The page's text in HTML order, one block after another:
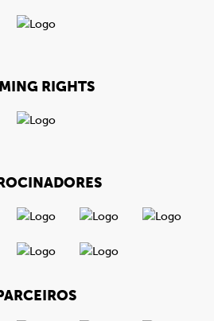
RIGHTS